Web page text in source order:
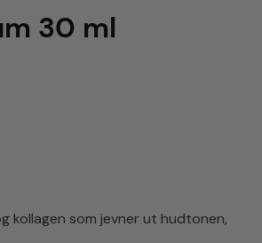
30 ml
kollagen som jevner ut hudtonen,